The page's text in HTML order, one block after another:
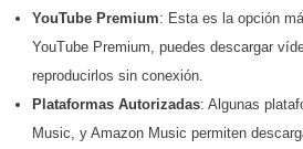
YouTube Premium: Esta es la opción
YouTube Premium, puedes descargar
reproducirlos sin conexión.
Plataformas Autorizadas: Algunas
Music, y Amazon Music permiten